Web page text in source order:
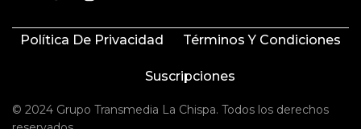
Política De Privacidad Términos Y Condiciones
Suscripciones
© 2024 Grupo Transmedia La Chispa. Todos los derechos